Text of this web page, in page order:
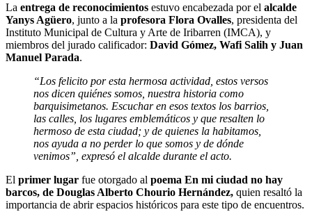
La entrega de reconocimientos estuvo encabezada por el alcalde
Yanys Agüero, junto a la profesora Flora Ovalles, presidenta del
Instituto Municipal de Cultura y Arte de Iribarren (IMCA), y
miembros del jurado calificador: David Gómez, Wafi Salih y Juan
Manuel Parada.
“Los felicito por esta hermosa actividad, estos versos
nos dicen quiénes somos, nuestra historia como
barquisimetanos. Escuchar en esos textos los barrios,
las calles, los lugares emblemáticos y que resalten lo
hermoso de esta ciudad; y de quienes la habitamos,
nos ayuda a no perder lo que somos y de dónde
venimos”, expresó el alcalde durante el acto.
El primer lugar fue otorgado al poema En mi ciudad no hay
barcos, de Douglas Alberto Chourio Hernández, quien resaltó la
importancia de abrir espacios históricos para este tipo de encuentros.